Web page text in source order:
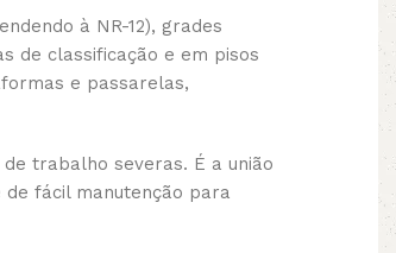
à NR-12), grades
de classificação e em pisos
e passarelas,
trabalho severas. É a união
fácil manutenção para